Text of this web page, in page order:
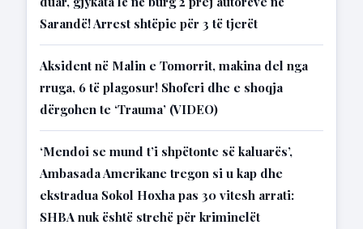
Sarandë! Arrest shtëpie për 3 të tjerët
Aksident në Malin e Tomorrit, makina del nga
rruga, 6 të plagosur! Shoferi dhe e shoqja
dërgohen te ‘Trauma’ (VIDEO)
‘Mendoi se mund t’i shpëtonte së kaluarës’,
Ambasada Amerikane tregon si u kap dhe
ekstradua Sokol Hoxha pas 30 vitesh arrati:
SHBA nuk është strehë për kriminelët